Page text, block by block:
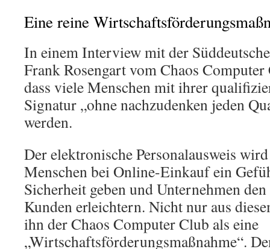
Eine reine
In einem Interview mit der
Frank Rosengart vom Chaos
dass viele Menschen mit ihrer
Signatur „ohne nachzudenken jeden
werden.
Der elektronische Personalausweis
Menschen bei Online-Einkauf ein
Sicherheit geben und Unternehmen
Kunden erleichtern. Nicht nur aus
ihn der Chaos Computer Club als eine
„Wirtschaftsförderungsmaßnahme“.